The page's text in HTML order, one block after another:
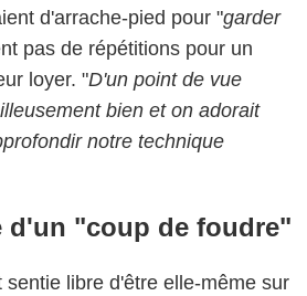
d'arrache-pied pour "garder
pas de répétitions pour un
loyer. "D'un point de vue
bien et on adorait
notre technique
d'un "coup de foudre"
libre d'être elle-même sur